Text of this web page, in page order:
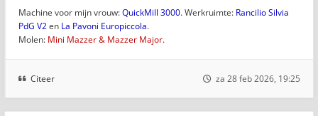
Machine voor mijn vrouw:QuickMill 3000. Werkruimte: Rancilio Silvia
PdG V2en La Pavoni Europiccola.
Molen: Mini Mazzer & Mazzer Major.
Citeer za 28 feb 2026, 19:25